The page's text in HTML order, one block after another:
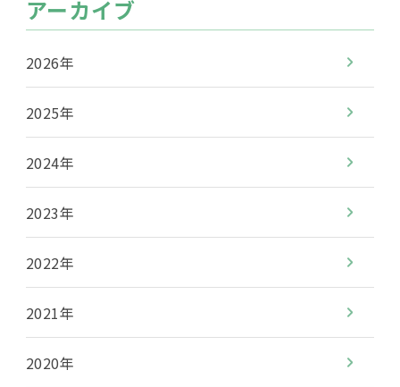
アーカイブ
2026年
2025年
2024年
2023年
2022年
2021年
2020年